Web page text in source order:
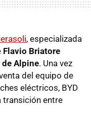
, especializada
Flavio Briatore
Alpine. Una vez
del equipo de
eléctricos, BYD
transición entre